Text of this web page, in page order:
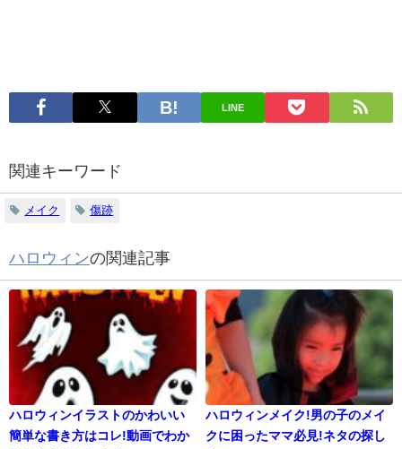
LINE
関連キーワード
メイク 傷跡
ハロウィンの関連記事
ハロウィンイラストのかわいい
簡単な書き方はコレ!動画でわか
ハロウィンメイク!男の子のメイ
クに困ったママ必見!ネタの探し